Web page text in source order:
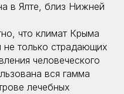
в Ялте, близ Нижней
что климат Крыма
не только страдающих
человеческого
вся гамма
лечебных